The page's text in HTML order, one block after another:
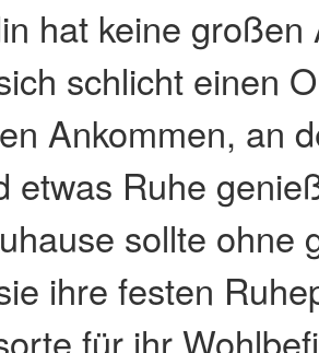
hat keine
schlicht einen
Ankommen, an
etwas Ruhe
sollte ohne
ihre festen
für ihr